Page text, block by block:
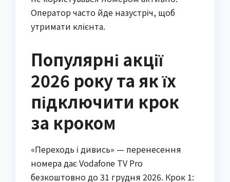
Оператор часто йде назустріч, щоб
утримати клієнта.
Популярні акції
2026 року та як їх
підключити крок
за кроком
«Переходь і дивись» — перенесення
номера дає Vodafone TV Pro
безкоштовно до 31 грудня 2026. Крок 1: